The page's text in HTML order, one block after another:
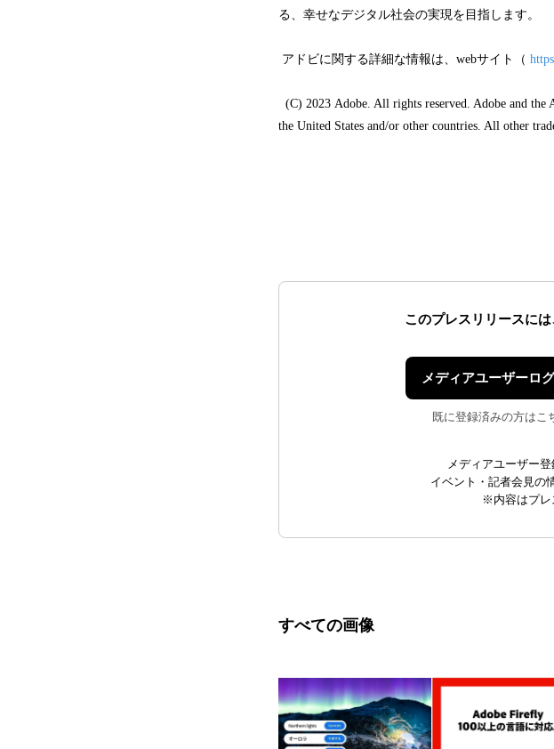
る、幸せなデジタル社会の実現を目指します。
アドビに関する詳細な情報は、webサイト（
(C) 2023 Adobe. All rights reserved. Adobe and the
the United States and/or other countries. All other
このプレスリリースには
メディアユーザーロ
既に登録済みの方はこ
メディアユーザー
イベント・記者会見の
※内容はプレ
すべての画像